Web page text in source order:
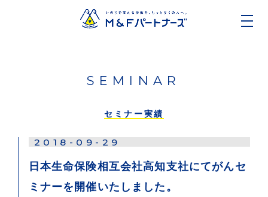
SEMINAR
セミナー実績
2018-09-29
日本生命保険相互会社高知支社にてがんセ
ミナーを開催いたしました。